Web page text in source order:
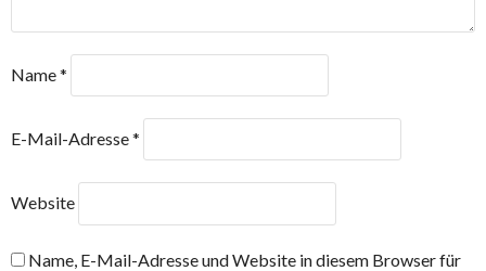
Name*
E-Mail-Adresse*
Website
Name, E-Mail-Adresse und Website in diesem Browser für